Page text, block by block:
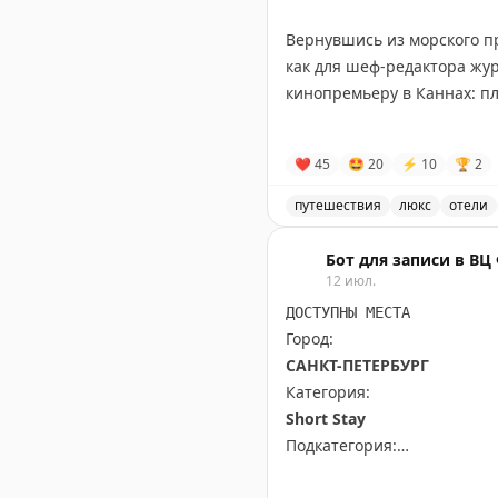
Stay tuned!
Подписаться на Матрассы
Вернувшись из морского
как для шеф-редактора
кинопремьеру в Каннах:
вина, в другой клубника,
Команда отеля словно
Что я не ожидала увидеть,
- стайлер для волос
- отпариватель
- японский унитаз
- корзина для грязного
- мицеллярка и
- фонарик и пожарно-
❤ 45 🤩 20 ⚡ 10 🏆 2
путешествия люкс отели
Бот для записи в
12 июл.
ДОСТУПНЫ МЕСТА
Город:
САНКТ-ПЕТЕРБУРГ
Категория:
Short Stay
Подкатегория: